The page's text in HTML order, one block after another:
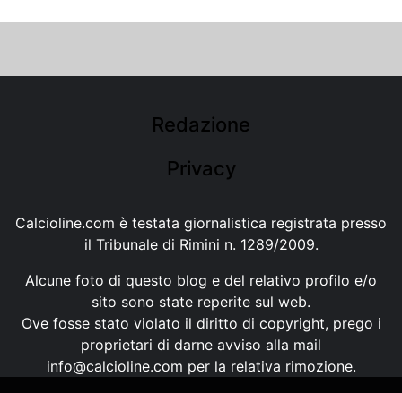
Redazione
Privacy
Calcioline.com è testata giornalistica registrata presso
il Tribunale di Rimini n. 1289/2009.
Alcune foto di questo blog e del relativo profilo e/o
sito sono state reperite sul web.
Ove fosse stato violato il diritto di copyright, prego i
proprietari di darne avviso alla mail
info@calcioline.com per la relativa rimozione.